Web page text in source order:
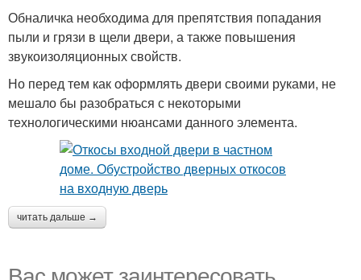
Обналичка необходима для препятствия попадания
пыли и грязи в щели двери, а также повышения
звукоизоляционных свойств.
Но перед тем как оформлять двери своими руками, не
мешало бы разобраться с некоторыми
технологическими нюансами данного элемента.
читать дальше →